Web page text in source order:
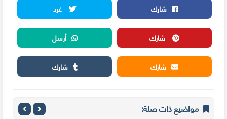
شارك
غرد
شارك
أرسل
شارك
شارك
مواضيع ذات صلة: